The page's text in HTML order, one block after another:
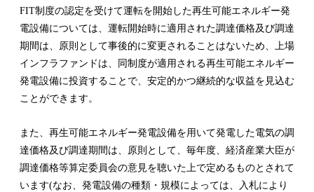
FIT制度の認定を受けて運転を開始した再生可能エネルギー発
電設備については、運転開始時に適用された調達価格及び調達
期間は、原則として事後的に変更されることはないため、上場
インフラファンドは、同制度が適用される再生可能エネルギー
発電設備に投資することで、安定的かつ継続的な収益を見込む
ことができます。
また、再生可能エネルギー発電設備を用いて発電した電気の調
達価格及び調達期間は、原則として、毎年度、経済産業大臣が
調達価格等算定委員会の意見を聴いた上で定めるものとされて
います(なお、発電設備の種類・規模によっては、入札により